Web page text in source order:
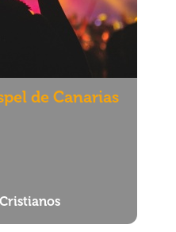
de Canarias